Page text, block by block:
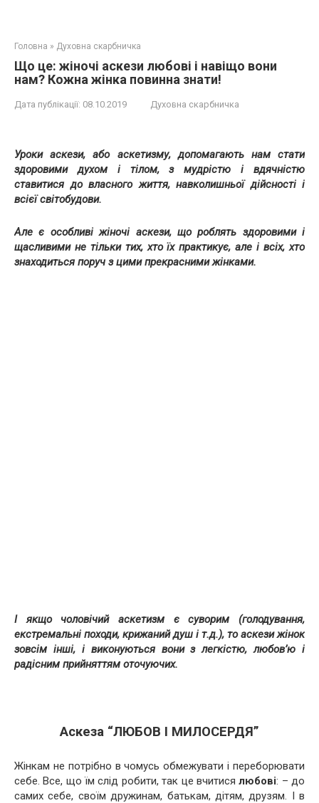
Головна » Духовна скарбничка
Що це: жіночі аскези любові і навіщо вони
нам? Кожна жінка повинна знати!
Дата публікації: 08.10.2019 Духовна скарбничка
Уроки аскези, або аскетизму, допомагають нам стати
здоровими духом і тілом, з мудрістю і вдячністю
ставитися до власного життя, навколишньої дійсності і
всієї світобудови.
Але є особливі жіночі аскези, що роблять здоровими і
щасливими не тільки тих, хто їх практикує, але і всіх, хто
знаходиться поруч з цими прекрасними жінками.
І якщо чоловічий аскетизм є суворим (голодування,
екстремальні походи, крижаний душ і т.д.), то аскези жінок
зовсім інші, і виконуються вони з легкістю, любов’ю і
радісним прийняттям оточуючих.
Аскеза “ЛЮБОВ І МИЛОСЕРДЯ”
Жінкам не потрібно в чомусь обмежувати і переборювати
себе. Все, що їм слід робити, так це вчитися любові: – до
самих себе, своїм дружинам, батькам, дітям, друзям. І в